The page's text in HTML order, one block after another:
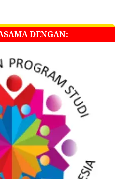
DENGAN: